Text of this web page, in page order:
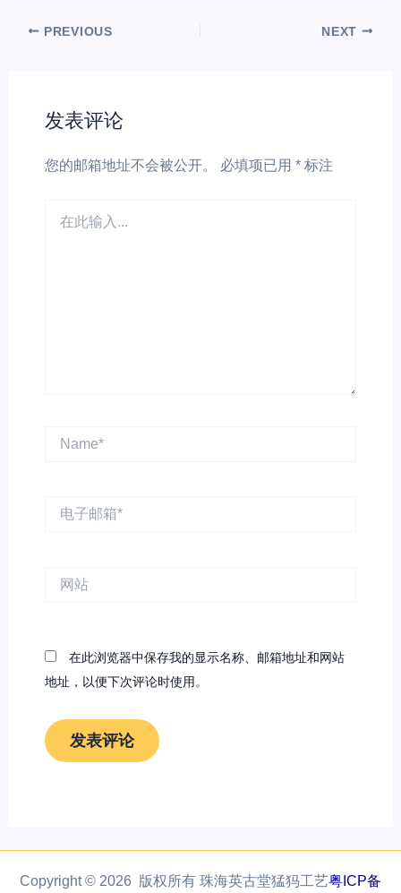
PREVIOUS NEXT
发表评论
您的邮箱地址不会被公开。 必填项已用 *标注
在此浏览器中保存我的显示名称、邮箱地址和网站
地址，以便下次评论时使用。
Copyright © 2026 版权所有 珠海英古堂猛犸工艺粤ICP备